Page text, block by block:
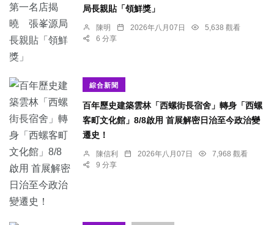
局長親貼「領鮮獎」
陳明 2026年八月07日
5,638 觀看
6 分享
綜合新聞
百年歷史建築雲林「西螺街長宿舍」轉身「西螺
客町文化館」8/8啟用 首展解密日治至今政治變
遷史！
陳信利 2026年八月07日
7,968 觀看
9 分享